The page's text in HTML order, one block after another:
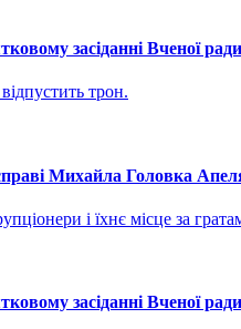
засіданні Вченої
трон.
Михайла Головка
і їхнє місце за
засіданні Вченої